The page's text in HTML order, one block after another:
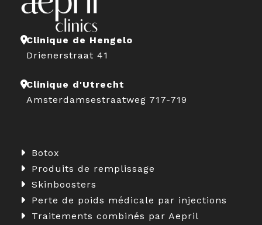
Clinique de Hengelo
Drienerstraat 41
Clinique d'Utrecht
Amsterdamsestraatweg 717-719
Botox
Produits de remplissage
Skinboosters
Perte de poids médicale par injections
Traitements combinés par Aepril